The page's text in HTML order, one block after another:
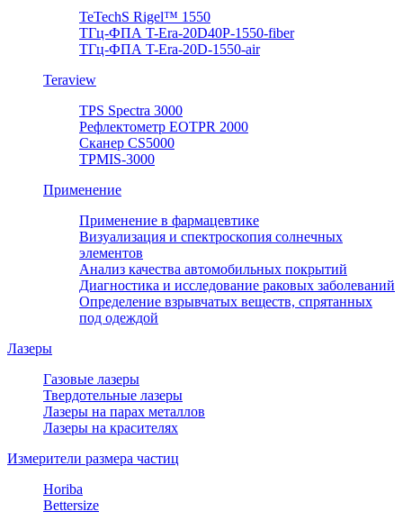
TeTechS Rigel™ 1550
ТГц-ФПА T-Era-20D40P-1550-fiber
ТГц-ФПА T-Era-20D-1550-air
Teraview
TPS Spectra 3000
Рефлектометр EOTPR 2000
Сканер CS5000
TPMIS-3000
Применение
Применение в фармацевтике
Визуализация и спектроскопия солнечных
элементов
Анализ качества автомобильных покрытий
Диагностика и исследование раковых заболеваний
Определение взрывчатых веществ, спрятанных
под одеждой
Лазеры
Газовые лазеры
Твердотельные лазеры
Лазеры на парах металлов
Лазеры на красителях
Измерители размера частиц
Horiba
Bettersize